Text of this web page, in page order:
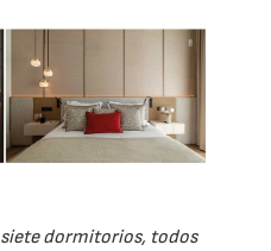
dormitorios, todos